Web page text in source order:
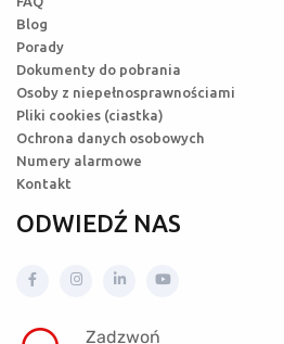
Blog
Porady
Dokumenty do pobrania
Osoby z niepełnosprawnościami
Pliki cookies (ciastka)
Ochrona danych osobowych
Numery alarmowe
Kontakt
ODWIEDŹ NAS
Zadzwoń